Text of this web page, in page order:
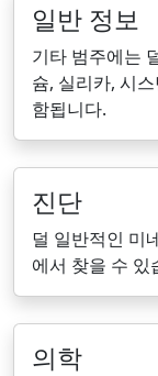
일반 정보
기타 범주에는
슘, 실리카, 시
함됩니다.
진단
덜 일반적인 미
에서 찾을 수 있
의학